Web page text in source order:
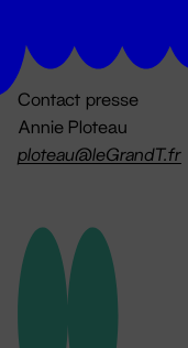
Contact presse
Annie Ploteau
ploteau@leGrandT.fr